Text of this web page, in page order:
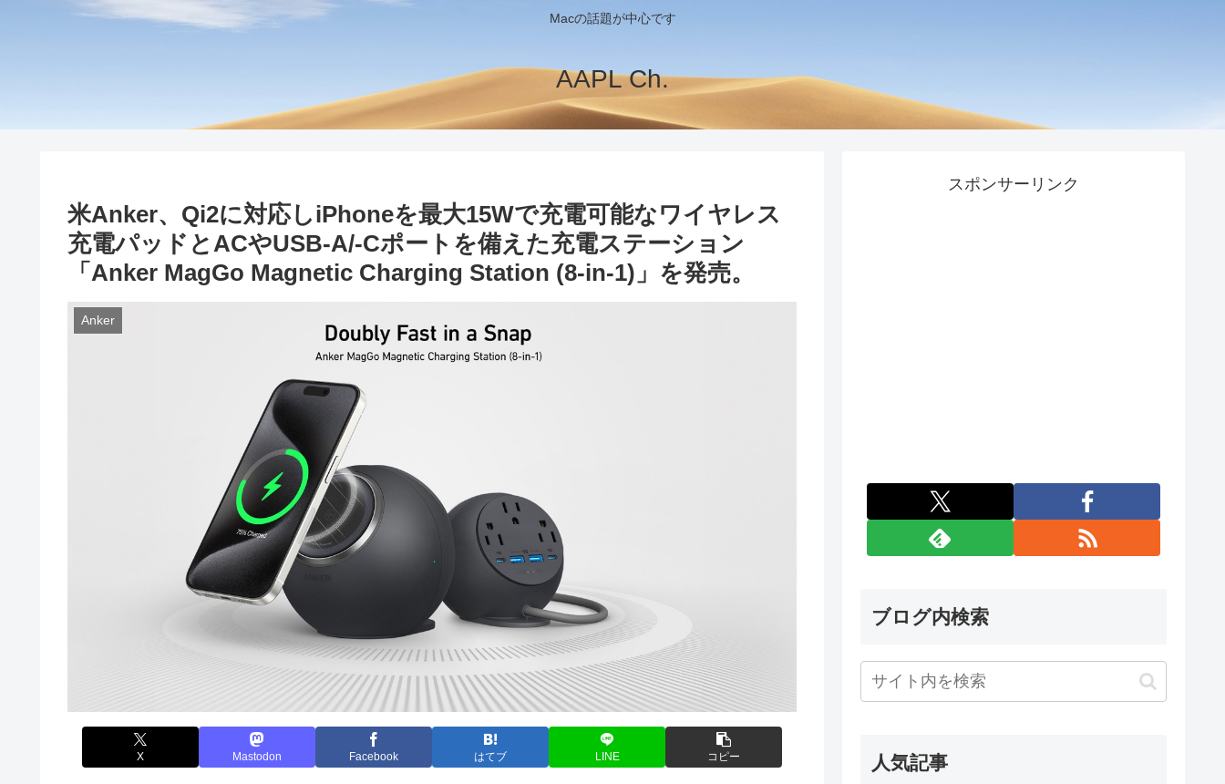
Macの話題が中心です
AAPL Ch.
米Anker、Qi2に対応しiPhoneを最大15Wで充電可能なワイヤレス
充電パッドとACやUSB-A/-Cポートを備えた充電ステーション
「Anker MagGo Magnetic Charging Station (8-in-1)」を発売。
Anker
X Mastodon Facebook はてブ LINE コピー
スポンサーリンク
ブログ内検索
人気記事